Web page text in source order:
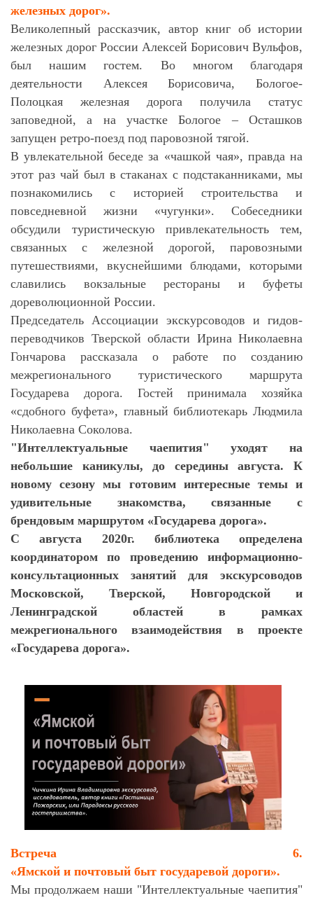
железных дорог».
Великолепный рассказчик, автор книг об истории
железных дорог России Алексей Борисович Вульфов,
был нашим гостем. Во многом благодаря
деятельности Алексея Борисовича, Бологое-
Полоцкая железная дорога получила статус
заповедной, а на участке Бологое – Осташков
запущен ретро-поезд под паровозной тягой.
В увлекательной беседе за «чашкой чая», правда на
этот раз чай был в стаканах с подстаканниками, мы
познакомились с историей строительства и
повседневной жизни «чугунки». Собеседники
обсудили туристическую привлекательность тем,
связанных с железной дорогой, паровозными
путешествиями, вкуснейшими блюдами, которыми
славились вокзальные рестораны и буфеты
дореволюционной России.
Председатель Ассоциации экскурсоводов и гидов-
переводчиков Тверской области Ирина Николаевна
Гончарова рассказала о работе по созданию
межрегионального туристического маршрута
Государева дорога. Гостей принимала хозяйка
«сдобного буфета», главный библиотекарь Людмила
Николаевна Соколова.
"Интеллектуальные чаепития" уходят на
небольшие каникулы, до середины августа. К
новому сезону мы готовим интересные темы и
удивительные знакомства, связанные с
брендовым маршрутом «Государева дорога».
С августа 2020г. библиотека определена
координатором по проведению информационно-
консультационных занятий для экскурсоводов
Московской, Тверской, Новгородской и
Ленинградской областей в рамках
межрегионального взаимодействия в проекте
«Государева дорога».
Встреча 6.
«Ямской и почтовый быт государевой дороги».
Мы продолжаем наши "Интеллектуальные чаепития"